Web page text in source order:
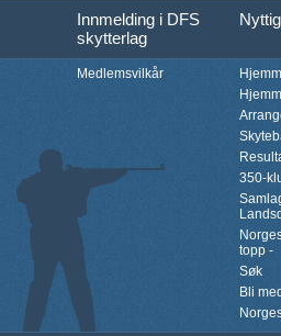
Innmelding i DFS
skytterlag
Medlemsvilkår
350-
topp -
Søk
Bli